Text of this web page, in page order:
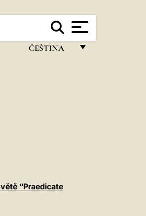
ČEŠTINA
POLSKI
“Praedicate